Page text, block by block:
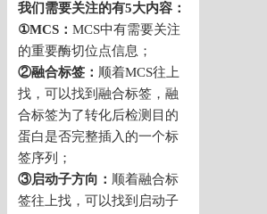
我们需要关注的有5大内容：
①MCS：MCS中有需要关注
的重要酶切位点信息；
②融合标签： 顺着MCS往上
找，可以找到融合标签，融
合标签为了转化后检测目的
蛋白是否完整插入的一个标
签序列；
③启动子方向： 顺着融合标
签往上找，可以找到启动子